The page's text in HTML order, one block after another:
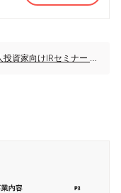
ログミーFinance 第112回 個人投資家向けIRセミナー 第4部・株式会社オプロ